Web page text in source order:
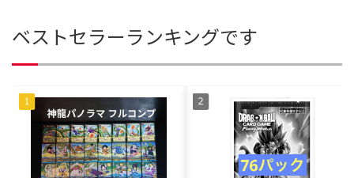
ベストセラーランキングです